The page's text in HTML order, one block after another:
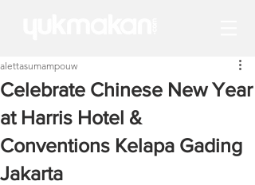
Celebrate Chinese New Year
at Harris Hotel &
Conventions Kelapa Gading
Jakarta
alettasumampouw